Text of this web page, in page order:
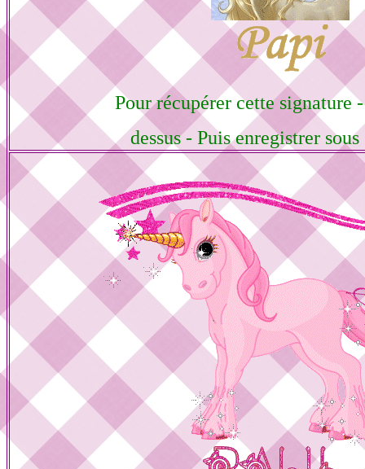
Pour récupérer cette signature
dessus - Puis enregistrer